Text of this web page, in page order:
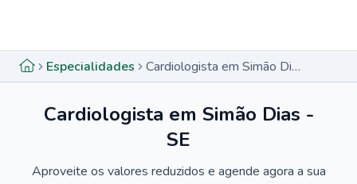
Especialidades Cardiologista em Simão Dias - SE
Cardiologista em Simão Dias -
SE
Aproveite os valores reduzidos e agende agora a sua